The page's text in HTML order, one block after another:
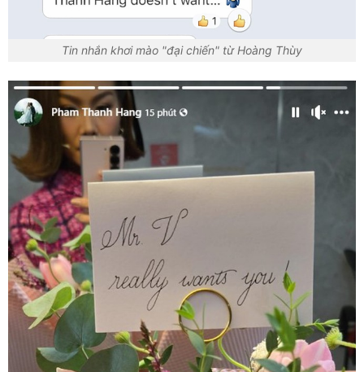
Tin nhắn khơi mào "đại chiến" từ Hoàng Thùy